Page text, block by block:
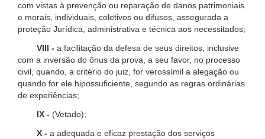
com vistas à prevenção ou reparação de danos patrimoniais
e morais, individuais, coletivos ou difusos, assegurada a
proteção Jurídica, administrativa e técnica aos necessitados;
VIII - a facilitação da defesa de seus direitos, inclusive
com a inversão do ônus da prova, a seu favor, no processo
civil, quando, a critério do juiz, for verossímil a alegação ou
quando for ele hipossuficiente, segundo as regras ordinárias
de experiências;
IX - (Vetado);
X - a adequada e eficaz prestação dos serviços